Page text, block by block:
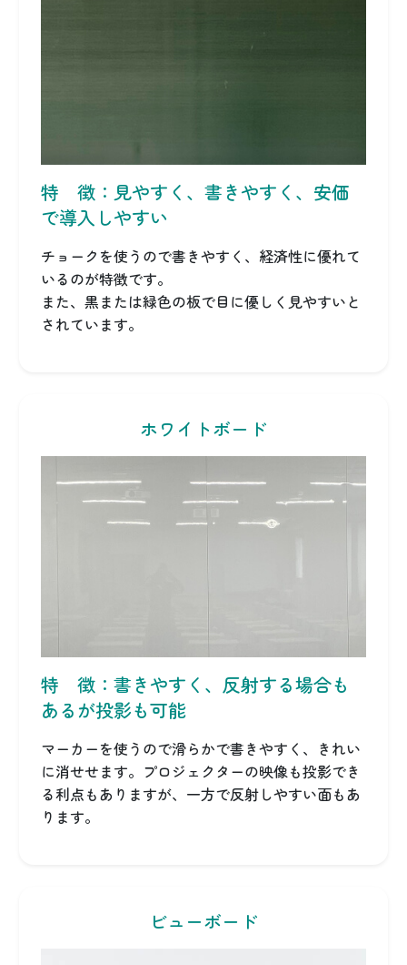
特 徴：見やすく、書きやすく、安価
で導入しやすい
チョークを使うので書きやすく、経済性に優れて
いるのが特徴です。
また、黒または緑色の板で目に優しく見やすいと
されています。
ホワイトボード
特 徴：書きやすく、反射する場合も
あるが投影も可能
マーカーを使うので滑らかで書きやすく、きれい
に消せせます。プロジェクターの映像も投影でき
る利点もありますが、一方で反射しやすい面もあ
ります。
ビューボード